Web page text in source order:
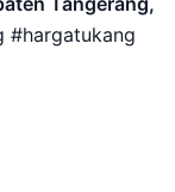
#hargatukang